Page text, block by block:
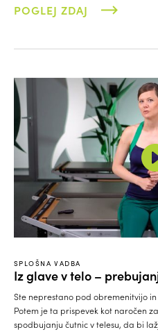
POGLEJ ZDAJ
SPLOŠNA VADBA
Iz glave v telo –
Ste neprestano pod obremenitvijo
Potem je ta prispevek kot naročen
spodbujanju čutnic v telesu, da bi